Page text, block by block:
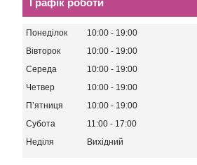
Графік роботи
Понеділок 10:00
19:00
Вівторок
10:00
19:00
Середа
10:00
19:00
Четвер
10:00
19:00
Пʼятниця
10:00
19:00
Субота
11:00
17:00
Неділя
Вихідний